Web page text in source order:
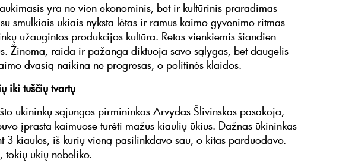
yra ne vien ekonominis, bet ir kultūrinis praradimas
smulkiais ūkiais nyksta lėtas ir ramus kaimo gyvenimo ritmas
užaugintos produkcijos kultūra. Retas vienkiemis šiandien
Žinoma, raida ir pažanga diktuoja savo sąlygas, bet daugelis
dvasią naikina ne progresas, o politinės klaidos.
iki tuščių tvartų
ūkininkų sąjungos pirmininkas Arvydas Šlivinskas pasakoja,
įprasta kaimuose turėti mažus kiaulių ūkius. Dažnas ūkininkas
3 kiaules, iš kurių vieną pasilinkdavo sau, o kitas parduodavo.
tokių ūkių nebeliko.